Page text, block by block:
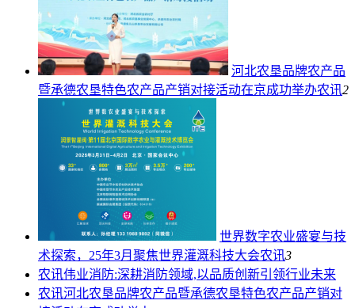
河北农垦品牌农产品
暨承德农垦特色农产品产销对接活动在京成功举办农讯2
世界数字农业盛宴与技
术探索，25年3月聚焦世界灌溉科技大会农讯3
农讯伟业消防:深耕消防领域,以品质创新引领行业未来
农讯河北农垦品牌农产品暨承德农垦特色农产品产销对